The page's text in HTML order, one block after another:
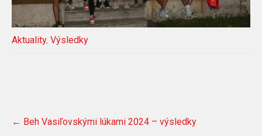
Aktuality, Výsledky
Post
navigation
← Beh Vasiľovskými lúkami 2024 – výsledky